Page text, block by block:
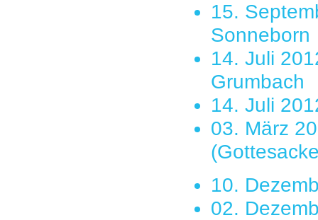
15.
Sonneborn
14. Juli
Grumbach
14. Juli
03. März
10.
02.